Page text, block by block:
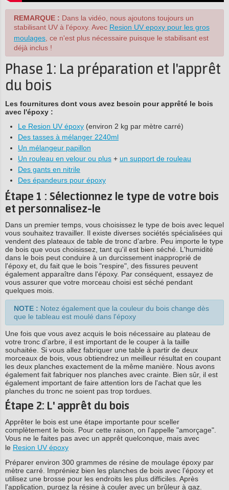
REMARQUE : Dans la vidéo, nous ajoutons toujours un
stabilisant UV à l'époxy. Avec Resion UV epoxy pour les gros
moulages , ce n'est plus nécessaire puisque le stabilisant est
déjà inclus !
Phase 1: La préparation et l'apprêt
du bois
Les fournitures dont vous avez besoin pour apprêté le bois
avec l'époxy :
Le Resion UV époxy (environ 2 kg par mètre carré)
Des tasses à mélanger 2240ml
Un mélangeur papillon
Un rouleau en velour ou plus + un support de rouleau
Des gants en nitrile
Des épandeurs pour époxy
Étape 1 : Sélectionnez le type de votre bois
et personnalisez-le
Dans un premier temps, vous choisissez le type de bois avec lequel
vous souhaitez travailler. Il existe diverses sociétés spécialisées qui
vendent des plateaux de table de tronc d’arbre. Peu importe le type
de bois que vous choisissez, tant qu'il est bien séché. L'humidité
dans le bois peut conduire à un durcissement inapproprié de
l'époxy et, du fait que le bois "respire", des fissures peuvent
également apparaître dans l'époxy. Par conséquent, essayez de
vous assurer que votre morceau choisi est séché pendant
quelques mois.
NOTE : Notez également que la couleur du bois change dès
que le tableau est moulé dans l'époxy
Une fois que vous avez acquis le bois nécessaire au plateau de
votre tronc d’arbre, il est important de le couper à la taille
souhaitée. Si vous allez fabriquer une table à partir de deux
morceaux de bois, vous obtiendrez un meilleur résultat en coupant
les deux planches exactement de la même manière. Nous avons
également fait fabriquer nos planches avec crainte. Bien sûr, il est
également important de faire attention lors de l'achat que les
planches du tronc ne soient pas trop tordues.
Étape 2: L' apprêt du bois
Apprêter le bois est une étape importante pour sceller
complètement le bois. Pour cette raison, on l'appelle "amorçage".
Vous ne le faites pas avec un apprêt quelconque, mais avec
le Resion UV époxy
Préparer environ 300 grammes de résine de moulage époxy par
mètre carré. Impréniez bien les planches de bois avec l’époxy et
utilisez une brosse pour les endroits les plus difficiles. Après
l'application, purgez la résine à couler avec un brûleur à gaz.